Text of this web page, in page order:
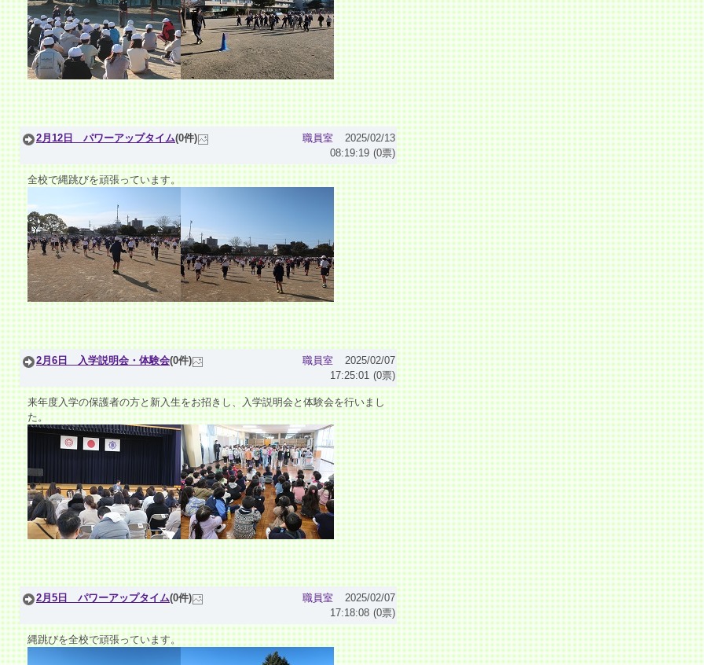
2月12日 パワーアップタイム(0件) 職員室
2025/02/13
08:19:19 (0票)
全校で縄跳びを頑張っています。
2月6日 入学説明会・体験会(0件) 職員室
2025/02/07
17:25:01 (0票)
来年度入学の保護者の方と新入生をお招きし、入学説明会と体験会を行いまし
た。
2月5日 パワーアップタイム(0件) 職員室
2025/02/07
17:18:08 (0票)
縄跳びを全校で頑張っています。